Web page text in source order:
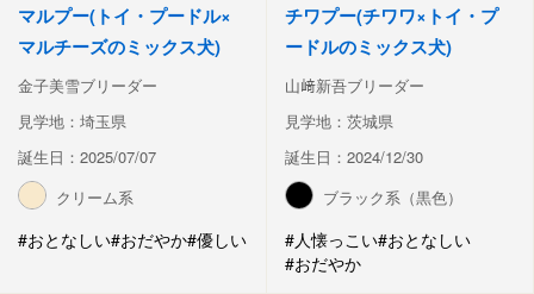
マルプー(トイ・プードル×
マルチーズのミックス犬)
金子美雪ブリーダー
見学地：埼玉県
誕生日：2025/07/07
クリーム系
#おとなしい#おだやか#優しい
チワプー(チワワ×トイ・プ
ードルのミックス犬)
山﨑新吾ブリーダー
見学地：茨城県
誕生日：2024/12/30
ブラック系（黒色）
#人懐っこい#おとなしい
#おだやか